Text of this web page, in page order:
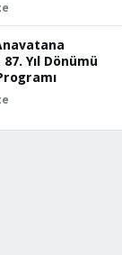
87. Yıl Dönümü